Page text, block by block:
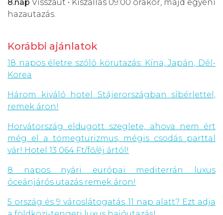
8.nap Visszaút • Kiszállás 09:00 órakor, majd egyéni
hazautazás.
Korábbi ajánlatok
18 napos életre szóló körutazás: Kína, Japán, Dél-
Korea
Három kiváló hotel Stájerországban síbérlettel,
remek áron!
Horvátország eldugott szeglete, ahova nem ért
még el a tömegturizmus, mégis csodás parttal
vár! Hotel 13 064 Ft/fő/éj ártól!
8 napos nyári európai mediterrán luxus
óceánjárós utazás remek áron!
5 ország és 9 városlátogatás 11 nap alatt? Ezt adja